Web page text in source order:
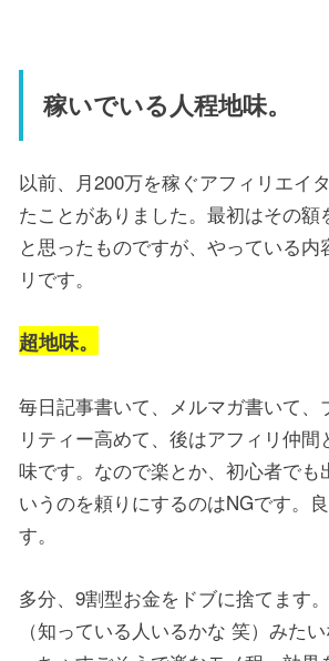
稼いでいる人程地味。
以前、月200万を稼ぐアフィリエイ
たことがありました。最初はその
と思ったものですが、やっている内
リです。
超地味。
毎日記事書いて、メルマガ書いて、
リティー高めて、後はアフィリ仲
味です。なので楽とか、初心者でも
いうのを頼りにするのはNGです。
す。
多分、9割型お金をドブに捨てます
（知っている人いるかな 笑）みた